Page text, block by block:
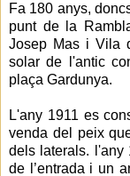
Fa 180 anys,
punt de la
Josep Mas i Vila
solar de l'antic
plaça Gardunya.
L'any 1911 es
venda del peix
dels laterals. l'any
de l’entrada i un